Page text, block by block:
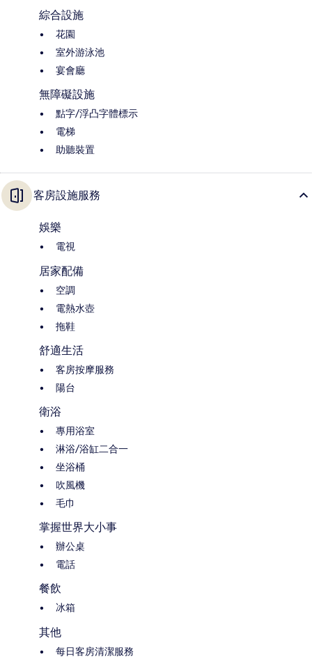
綜合設施
花園
室外游泳池
宴會廳
無障礙設施
點字/浮凸字體標示
電梯
助聽裝置
客房設施服務
娛樂
電視
居家配備
空調
電熱水壺
拖鞋
舒適生活
客房按摩服務
陽台
衛浴
專用浴室
淋浴/浴缸二合一
坐浴桶
吹風機
毛巾
掌握世界大小事
辦公桌
電話
餐飲
冰箱
其他
每日客房清潔服務